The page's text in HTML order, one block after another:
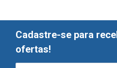
Cadastre-se para
ofertas!